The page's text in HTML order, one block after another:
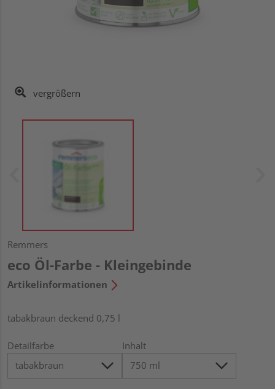
vergrößern
Remmers
eco Öl-Farbe - Kleingebinde
Artikelinformationen
tabakbraun deckend 0,75 l
Detailfarbe Inhalt